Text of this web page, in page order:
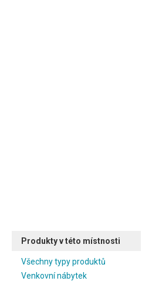
Produkty v této místnosti
Všechny typy produktů
Venkovní nábytek